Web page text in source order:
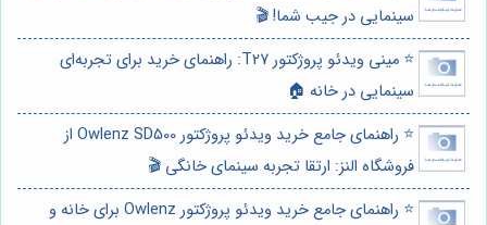
سینمایی در جیب شما! 🎬
⭐️ مینی ویدئو پروژکتور T27: راهنمای خرید برای تجربه‌ای
سینمایی در خانه 🏠
⭐️ راهنمای جامع خرید ویدئو پروژکتور Owlenz SD500 از
فروشگاه النز: ارتقا تجربه سینمای خانگی 🎬
⭐️ راهنمای جامع خرید ویدئو پروژکتور Owlenz برای خانه و